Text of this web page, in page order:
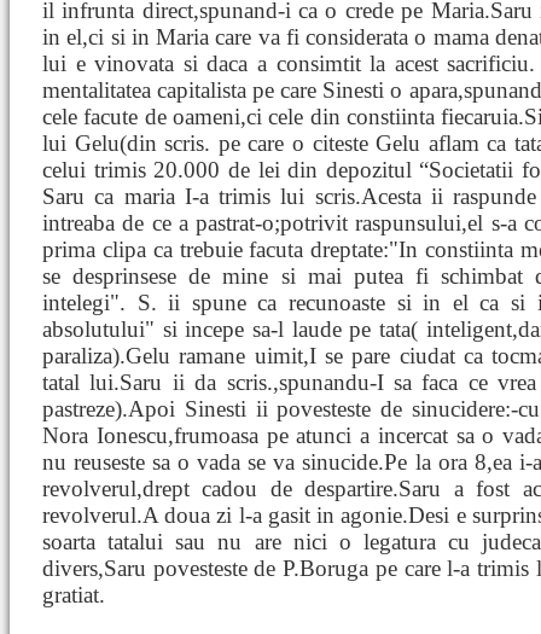
il infrunta direct,spunand-i ca o crede pe
in el,ci si in Maria care va fi considerata o mama
lui e vinovata si daca a consimtit la acest
mentalitatea capitalista pe care Sinesti o
cele facute de oameni,ci cele din constiinta
lui Gelu(din scris. pe care o citeste Gelu aflam ca
celui trimis 20.000 de lei din depozitul “Societatii
Saru ca maria I-a trimis lui scris.Acesta ii
intreaba de ce a pastrat-o;potrivit raspunsului,el s-a
prima clipa ca trebuie facuta dreptate:"In constiinta
se desprinsese de mine si mai putea fi
intelegi". S. ii spune ca recunoaste si in el ca si
absolutului" si incepe sa-l laude pe tata(
paraliza).Gelu ramane uimit,I se pare ciudat ca
tatal lui.Saru ii da scris.,spunandu-I sa faca ce
pastreze).Apoi Sinesti ii povesteste de
Nora Ionescu,frumoasa pe atunci a incercat sa o
nu reuseste sa o vada se va sinucide.Pe la ora 8,ea
revolverul,drept cadou de despartire.Saru a fost
revolverul.A doua zi l-a gasit in agonie.Desi e
soarta tatalui sau nu are nici o legatura cu
divers,Saru povesteste de P.Boruga pe care l-a
gratiat.